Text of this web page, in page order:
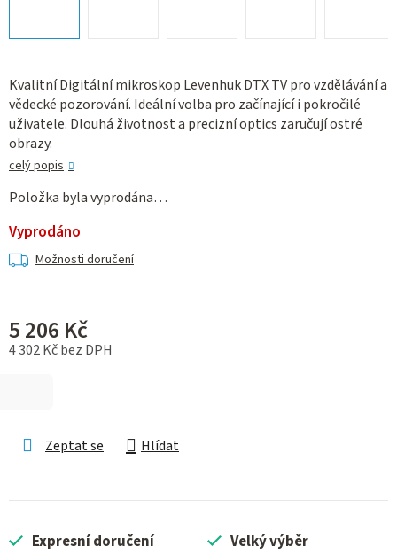
Kvalitní Digitální mikroskop Levenhuk DTX TV pro vzdělávání a
vědecké pozorování. Ideální volba pro začínající i pokročilé
uživatele. Dlouhá životnost a precizní optics zaručují ostré
obrazy.
celý popis
Položka byla vyprodána…
Vyprodáno
Možnosti doručení
5 206 Kč
4 302 Kč bez DPH
Zeptat se Hlídat
Expresní doručení Velký výběr